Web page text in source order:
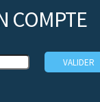
COMPTE